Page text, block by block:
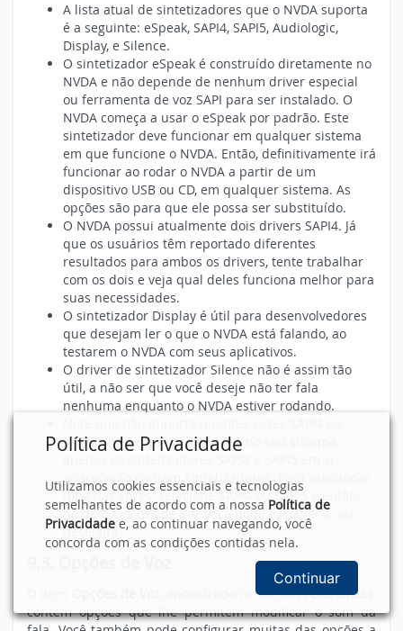
A lista atual de sintetizadores que o NVDA suporta
é a seguinte: eSpeak, SAPI4, SAPI5, Audiologic,
Display, e Silence.
O sintetizador eSpeak é construído diretamente no
NVDA e não depende de nenhum driver especial
ou ferramenta de voz SAPI para ser instalado. O
NVDA começa a usar o eSpeak por padrão. Este
sintetizador deve funcionar em qualquer sistema
em que funcione o NVDA. Então, definitivamente irá
funcionar ao rodar o NVDA a partir de um
dispositivo USB ou CD, em qualquer sistema. As
opções são para que ele possa ser substituído.
O NVDA possui atualmente dois drivers SAPI4. Já
que os usuários têm reportado diferentes
resultados para ambos os drivers, tente trabalhar
com os dois e veja qual deles funciona melhor para
suas necessidades.
O sintetizador Display é útil para desenvolvedores
que desejam ler o que o NVDA está falando, ao
testarem o NVDA com seus aplicativos.
O driver de sintetizador Silence não é assim tão
útil, a não ser que você deseje não ter fala
nenhuma enquanto o NVDA estiver rodando.
SAPI5 diferentes você instalar no seu sistema,
aparecerão no item Sintetizadores. Para selecionar
uma das vozes, selecione SAPI4 ou SAPI5 e então,
no item Opções de Voz você pode escolher a voz
desejada.
, encontrado no menuPreferências
contém opções que lhe permitem modificar o som da
Política de Privacidade
Utilizamos cookies essenciais e tecnologias
semelhantes de acordo com a nossa Política de
Privacidade e, ao continuar navegando, você
concorda com as condições contidas nela.
Continuar